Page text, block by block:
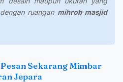
ruangan mihrob masjid
Sekarang Mimbar
Jepara